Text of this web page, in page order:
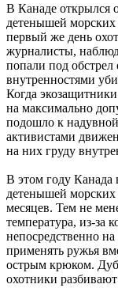
В Канаде открылся
детенышей морских
первый же день
журналисты,
попали под
внутренностями
Когда
на максимально
подошло к
активистами
на них груду
В этом году Канада
детенышей морских
месяцев. Тем не
температура, из-за
непосредственно
применять ружья
острым крюком.
охотники